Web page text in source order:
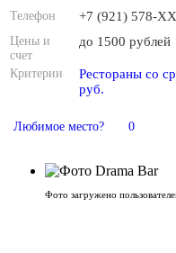
Телефон +7 (921) 578-
Цены и
счет
до 1500 рублей
Критерии
Рестораны со
руб.
Любимое место? 0
Фото загружено